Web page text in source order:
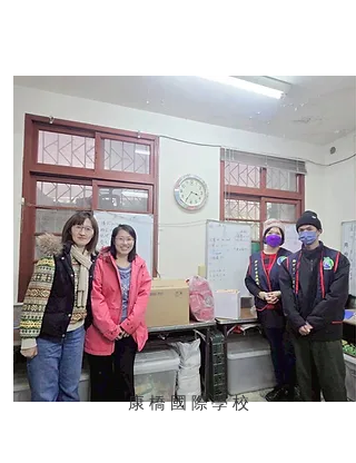
康橋國際學校